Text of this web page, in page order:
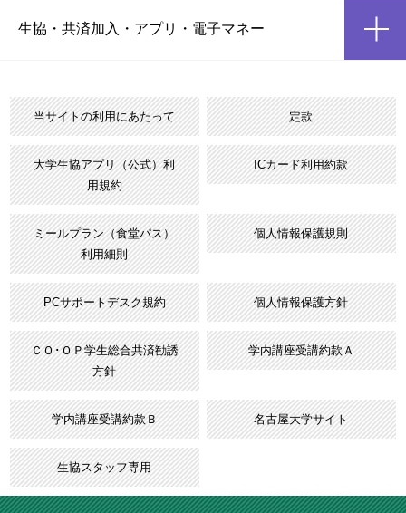
生協・共済加入 ・ アプリ・電子マネー
当サイトの利用にあたって 定款
大学生協アプリ（公式）利
用規約
ICカード利用約款
ミールプラン（食堂パス）
利用細則
個人情報保護規則
PCサポートデスク規約 個人情報保護方針
ＣＯ･ＯＰ学生総合共済勧誘
方針
学内講座受講約款Ａ
学内講座受講約款Ｂ 名古屋大学サイト
生協スタッフ専用